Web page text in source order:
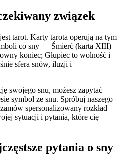
związek
tarot. Karty tarota operują na tym
co sny — Śmierć (karta XIII)
koniec; Głupiec to wolność i
sfera snów, iluzji i
swojego snu, możesz zapytać
symbol ze snu. Spróbuj naszego
spersonalizowany rozkład —
sytuacji i pytania, które cię
pytania o sny